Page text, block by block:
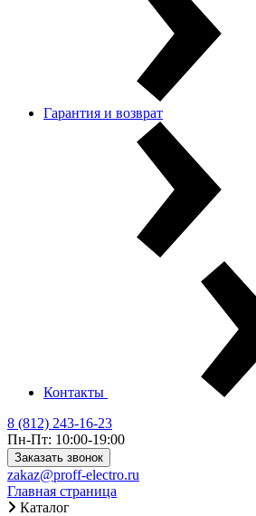
Гарантия и возврат
Контакты
8 (812) 243-16-23
Пн-Пт: 10:00-19:00
Заказать звонок
zakaz@proff-electro.ru
Главная страница
Каталог